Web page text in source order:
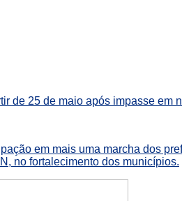
de 25 de maio após impasse em
em mais uma marcha dos
no fortalecimento dos municípios.